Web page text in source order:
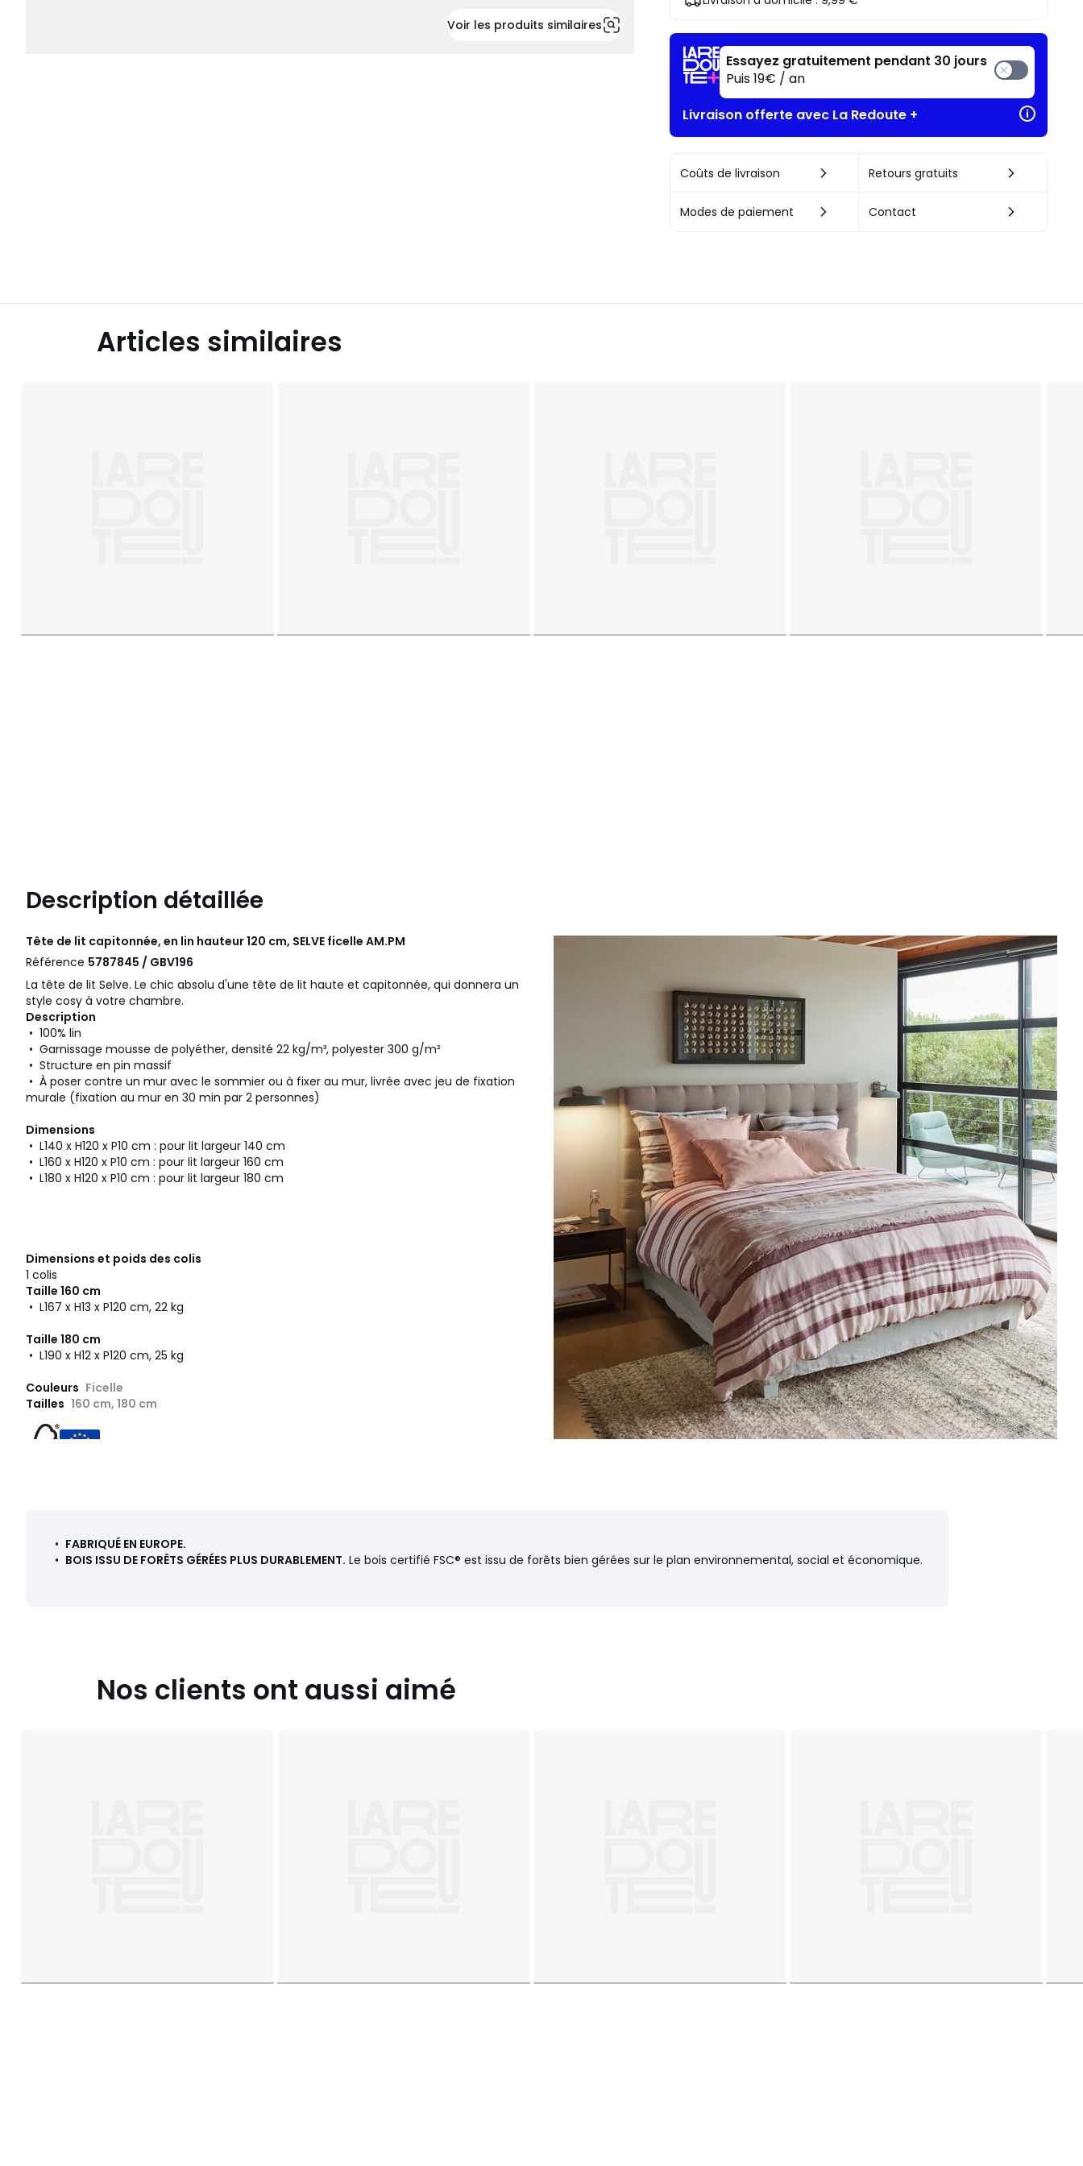
Voir les produits similaires
Essayez gratuitement pendant 30 jours
Puis 19€ / an
Livraison offerte avec La Redoute +
Coûts de livraison Retours gratuits
Modes de paiement Contact
Articles similaires
Description détaillée
Tête de lit capitonnée, en lin hauteur 120 cm, SELVE ficelle AM.PM
Référence 5787845 / GBV196
La tête de lit Selve. Le chic absolu d'une tête de lit haute et capitonnée, qui donnera un
style cosy à votre chambre.
Description
• 100% lin
• Garnissage mousse de polyéther, densité 22 kg/m³, polyester 300 g/m²
• Structure en pin massif
• À poser contre un mur avec le sommier ou à fixer au mur, livrée avec jeu de fixation
murale (fixation au mur en 30 min par 2 personnes)
Dimensions
• L140 x H120 x P10 cm : pour lit largeur 140 cm
• L160 x H120 x P10 cm : pour lit largeur 160 cm
• L180 x H120 x P10 cm : pour lit largeur 180 cm
Dimensions et poids des colis
1 colis
Taille 160 cm
• L167 x H13 x P120 cm, 22 kg
Taille 180 cm
• L190 x H12 x P120 cm, 25 kg
Couleurs Ficelle
Tailles 160 cm, 180 cm
• FABRIQUÉ EN EUROPE.
• BOIS ISSU DE FORÊTS GÉRÉES PLUS DURABLEMENT. Le bois certifié FSC® est issu de forêts bien gérées sur le plan environnemental, social et économique.
Nos clients ont aussi aimé